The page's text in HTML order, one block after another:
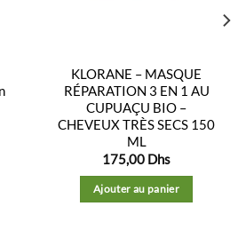
KLORANE – MASQUE
RÉPARATION 3 EN 1 AU
CUPUAÇU BIO –
CHEVEUX TRÈS SECS 150
ML
175,00 Dhs
Ajouter au panier